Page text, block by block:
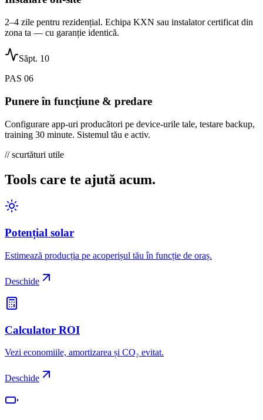
2–4 zile pentru rezidențial. Echipa KXN sau instalator certificat din
zona ta — cu garanție identică.
Săpt. 10
PAS 06
Punere în funcțiune & predare
Configurare app-uri producători pe device-urile tale, testare backup,
training 30 minute. Sistemul tău e activ.
// scurtături utile
Tools care te ajută acum.
Potențial solar
Estimează producția pe acoperișul tău în funcție de oraș.
Deschide
Calculator ROI
Vezi economiile, amortizarea și CO₂ evitat.
Deschide